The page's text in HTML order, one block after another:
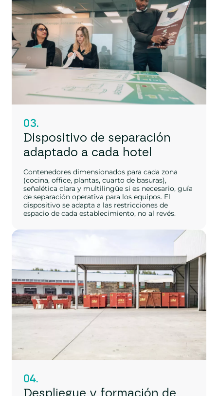
03.
Dispositivo de separación
adaptado a cada hotel
Contenedores dimensionados para cada zona
(cocina, office, plantas, cuarto de basuras),
señalética clara y multilingüe si es necesario, guía
de separación operativa para los equipos. El
dispositivo se adapta a las restricciones de
espacio de cada establecimiento, no al revés.
04.